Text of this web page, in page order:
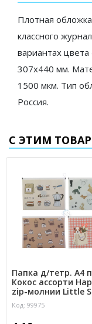
Плотная
классного
вариантах
307х440 мм.
1500 мкм. Тип
Россия.
С ЭТИМ
Папка д/тетр. А4
Кокос ассорти
zip-молнии Little
Код: 99975